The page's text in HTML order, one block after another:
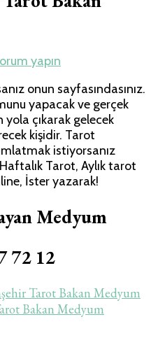
yapın
onun sayfasındasınız.
yapacak ve gerçek
çıkarak gelecek
kişidir. Tarot
istiyorsanız
Tarot, Aylık tarot
İster yazarak!
Medyum
72 12
Tarot Bakan Medyum
Bakan Medyum